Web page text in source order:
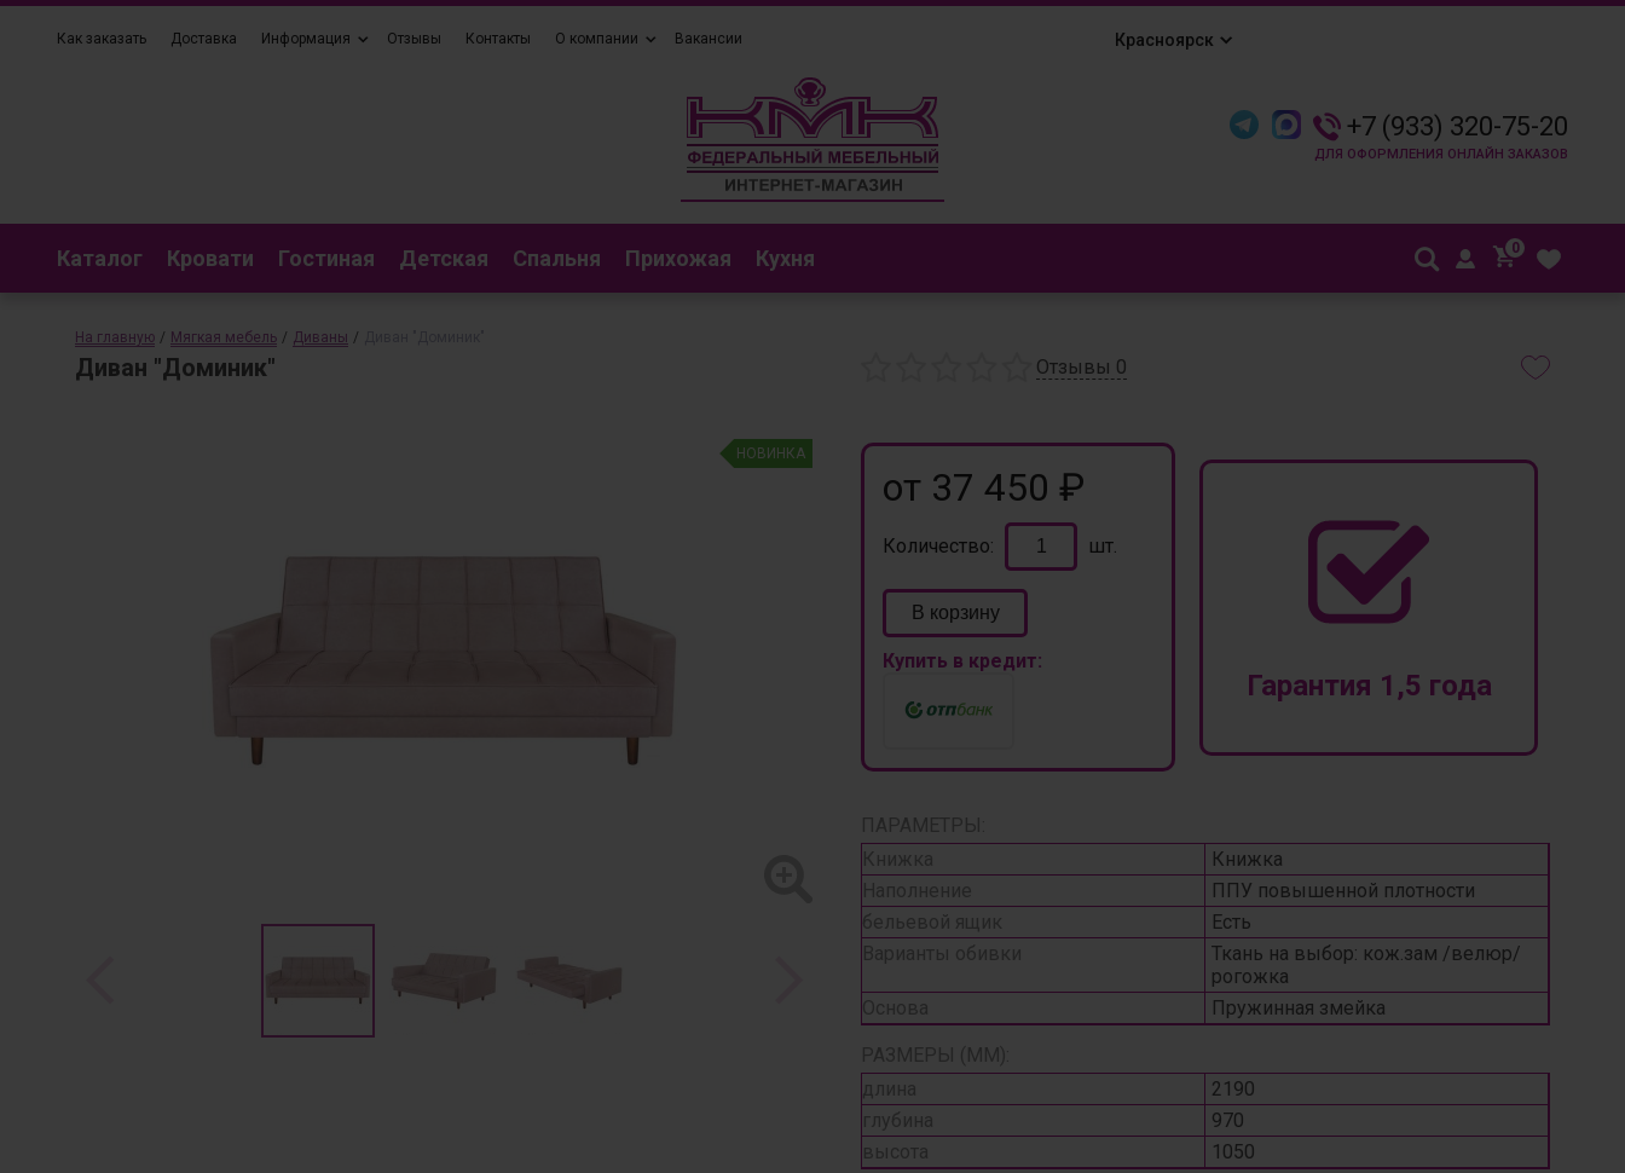
Как заказать Доставка Информация Отзывы Контакты О компании Вакансии
Каталог Кровати Гостиная Детская Спальня Прихожая Кухня 0
Красноярск
+7 (933) 320-75-20
На главную / Мягкая мебель / Диваны /
Диван "Доминик"
НОВИНКА
Отзывы 0
от 37 450 ₽
Количество: шт.
В корзину
Купить в кредит:
Гарантия 1,5 года
ПАРАМЕТРЫ:
Книжка
Книжка
Наполнение
ППУ повышенной плотности
бельевой ящик
Есть
Варианты обивки
Ткань на выбор: кож.зам /велюр/
рогожка
Основа
Пружинная змейка
РАЗМЕРЫ (ММ):
длина
2190
глубина
970
высота
1050